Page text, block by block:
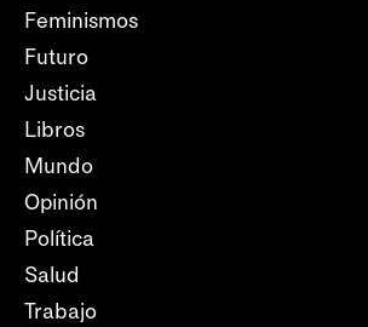
Feminismos
Futuro
Justicia
Libros
Mundo
Opinión
Política
Salud
Trabajo